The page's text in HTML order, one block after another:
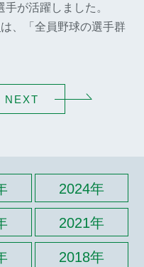
が活躍しました。
は、「全員野球の選手群
NEXT
2024年
2021年
2018年